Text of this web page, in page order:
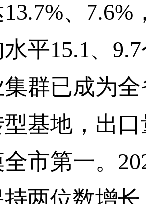
、
水平15.1、
群已成为
基地，出
市第一。
两位数增